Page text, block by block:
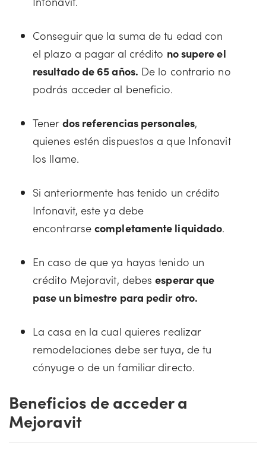
Conseguir que la suma de tu edad con
el plazo a pagar al crédito no supere el
resultado de 65 años. De lo contrario no
podrás acceder al beneficio.
Tener dos referencias personales,
quienes estén dispuestos a que Infonavit
los llame.
Si anteriormente has tenido un crédito
Infonavit, este ya debe
encontrarsecompletamente liquidado.
En caso de que ya hayas tenido un
crédito Mejoravit, debesesperar que
pase un bimestre para pedir otro.
La casa en la cual quieres realizar
remodelaciones debe ser tuya, de tu
cónyuge o de un familiar directo.
Beneficios de acceder a
Mejoravit